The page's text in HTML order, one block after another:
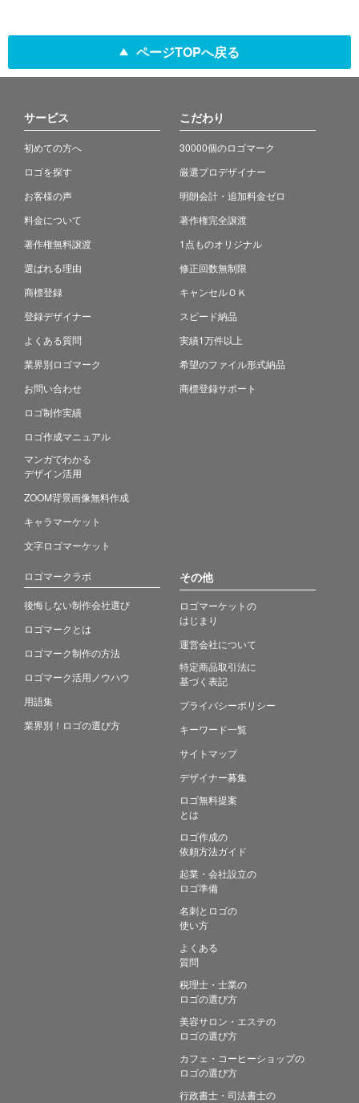
ページTOPへ戻る
サービス
初めての方へ
ロゴを探す
お客様の声
料金について
著作権無料譲渡
選ばれる理由
商標登録
登録デザイナー
よくある質問
業界別ロゴマーク
お問い合わせ
ロゴ制作実績
ロゴ作成マニュアル
マンガでわかる
デザイン活用
ZOOM背景画像無料作成
キャラマーケット
文字ロゴマーケット
こだわり
30000個のロゴマーク
厳選プロデザイナー
明朗会計・追加料金ゼロ
著作権完全譲渡
1点ものオリジナル
修正回数無制限
キャンセルＯＫ
スピード納品
実績1万件以上
希望のファイル形式納品
商標登録サポート
ロゴマークラボ
後悔しない制作会社選び
ロゴマークとは
ロゴマーク制作の方法
ロゴマーク活用ノウハウ
用語集
業界別！ロゴの選び方
その他
ロゴマーケットの
はじまり
運営会社について
特定商品取引法に
基づく表記
プライバシーポリシー
キーワード一覧
サイトマップ
デザイナー募集
ロゴ無料提案
とは
ロゴ作成の
依頼方法ガイド
起業・会社設立の
ロゴ準備
名刺とロゴの
使い方
よくある
質問
税理士・士業の
ロゴの選び方
美容サロン・エステの
ロゴの選び方
カフェ・コーヒーショップの
ロゴの選び方
行政書士・司法書士の